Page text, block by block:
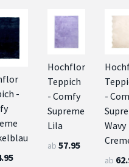
-
Hochflor
Teppich
- Comfy
Supreme
Lila
ab 57.95
-
Wavy
ab